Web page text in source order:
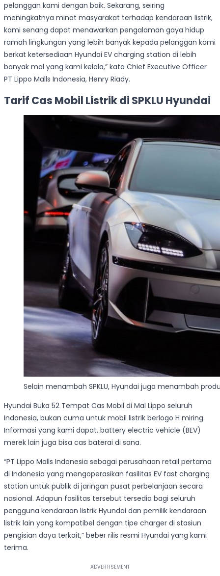
pelanggan kami dengan baik. Sekarang, seiring
meningkatnya minat masyarakat terhadap kendaraan listrik,
kami senang dapat menawarkan pengalaman gaya hidup
ramah lingkungan yang lebih banyak kepada pelanggan kami
berkat ketersediaan Hyundai EV charging station di lebih
banyak mal yang kami kelola,” kata Chief Executive Officer
PT Lippo Malls Indonesia, Henry Riady.
Tarif Cas Mobil Listrik di SPKLU Hyundai
Selain menambah SPKLU, Hyundai juga menambah
Hyundai Buka 52 Tempat Cas Mobil di Mal Lippo seluruh
Indonesia, bukan cuma untuk mobil listrik berlogo H miring.
Informasi yang kami dapat, battery electric vehicle (BEV)
merek lain juga bisa cas baterai di sana.
“PT Lippo Malls Indonesia sebagai perusahaan retail pertama
di Indonesia yang mengoperasikan fasilitas EV fast charging
station untuk publik di jaringan pusat perbelanjaan secara
nasional. Adapun fasilitas tersebut tersedia bagi seluruh
pengguna kendaraan listrik Hyundai dan pemilik kendaraan
listrik lain yang kompatibel dengan tipe charger di stasiun
pengisian daya terkait,” beber rilis resmi Hyundai yang kami
terima.